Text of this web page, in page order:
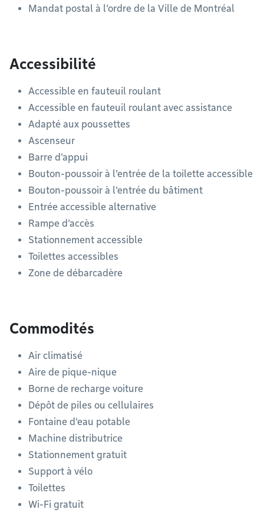
Mandat postal à l’ordre de la Ville de Montréal
Accessibilité
Accessible en fauteuil roulant
Accessible en fauteuil roulant avec assistance
Adapté aux poussettes
Ascenseur
Barre d'appui
Bouton-poussoir à l'entrée de la toilette accessible
Bouton-poussoir à l'entrée du bâtiment
Entrée accessible alternative
Rampe d'accès
Stationnement accessible
Toilettes accessibles
Zone de débarcadère
Commodités
Air climatisé
Aire de pique-nique
Borne de recharge voiture
Dépôt de piles ou cellulaires
Fontaine d'eau potable
Machine distributrice
Stationnement gratuit
Support à vélo
Toilettes
Wi-Fi gratuit